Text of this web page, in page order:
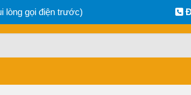
lòng gọi điện trước)